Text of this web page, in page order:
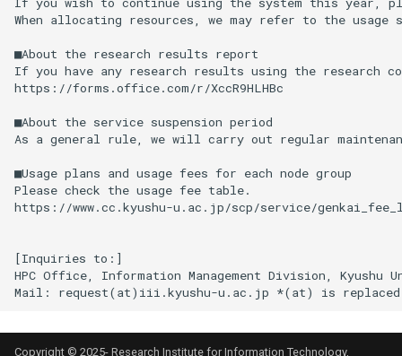
When allocating resources, we may refer to the
■About the research results report
If you have any research results using the research
https://forms.office.com/r/XccR9HLHBc
■About the service suspension period
As a general rule, we will carry out regular
■Usage plans and usage fees for each node group
Please check the usage fee table.
https://www.cc.kyushu-u.ac.jp/scp/service/
[Inquiries to:]
HPC Office, Information Management Division, Kyushu
Copyright © 2025- Research Institute for Information Technology,